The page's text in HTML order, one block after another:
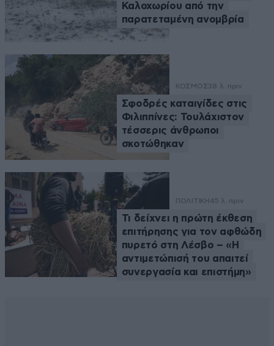
Καλοχωρίου από την
παρατεταμένη ανομβρία
ΚΟΣΜΟΣ38 λ. πριν
Σφοδρές καταιγίδες στις
Φιλιππίνες: Τουλάχιστον
τέσσερις άνθρωποι
σκοτώθηκαν
ΠΟΛΙΤΙΚΗ45 λ. πριν
Τι δείχνει η πρώτη έκθεση
επιτήρησης για τον αφθώδη
πυρετό στη Λέσβο – «Η
αντιμετώπισή του απαιτεί
συνεργασία και επιστήμη»